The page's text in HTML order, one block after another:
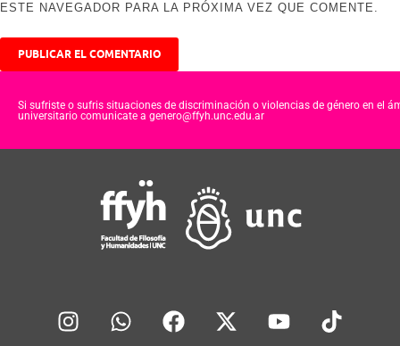
ESTE NAVEGADOR PARA LA PRÓXIMA VEZ QUE COMENTE.
Si sufriste o sufris situaciones de discriminación o violencias de género en el
universitario comunicate a genero@ffyh.unc.edu.ar